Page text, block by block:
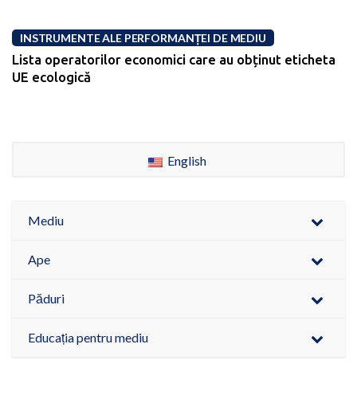
INSTRUMENTE ALE PERFORMANȚEI DE MEDIU
Lista operatorilor economici care au obținut eticheta
UE ecologică
English
Mediu
Ape
Păduri
Educația pentru mediu